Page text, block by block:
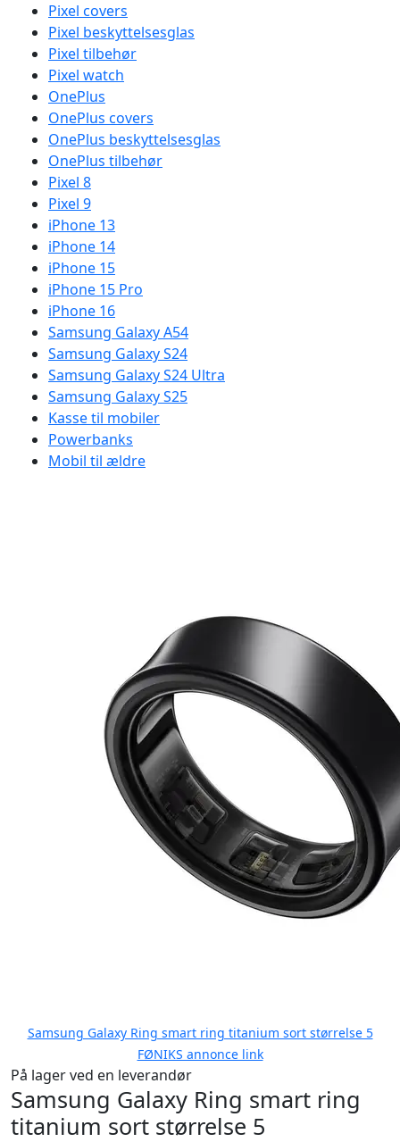
Pixel covers
Pixel beskyttelsesglas
Pixel tilbehør
Pixel watch
OnePlus
OnePlus covers
OnePlus beskyttelsesglas
OnePlus tilbehør
Pixel 8
Pixel 9
iPhone 13
iPhone 14
iPhone 15
iPhone 15 Pro
iPhone 16
Samsung Galaxy A54
Samsung Galaxy S24
Samsung Galaxy S24 Ultra
Samsung Galaxy S25
Kasse til mobiler
Powerbanks
Mobil til ældre
Samsung Galaxy Ring smart ring titanium sort størrelse 5
FØNIKS annonce link
På lager ved en leverandør
Samsung Galaxy Ring smart ring
titanium sort størrelse 5